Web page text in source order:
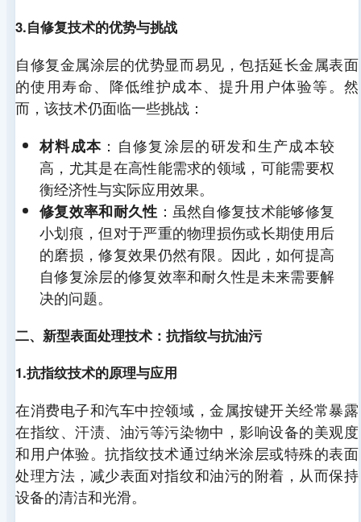
3.自修复技术的优势与挑战
自修复金属涂层的优势显而易见，包括延长金属表面
的使用寿命、降低维护成本、提升用户体验等。然
而，该技术仍面临一些挑战：
材料成本 ：自修复涂层的研发和生产成本较
高，尤其是在高性能需求的领域，可能需要权
衡经济性与实际应用效果。
修复效率和耐久性 ：虽然自修复技术能够修复
小划痕，但对于严重的物理损伤或长期使用后
的磨损，修复效果仍然有限。因此，如何提高
自修复涂层的修复效率和耐久性是未来需要解
决的问题。
二、新型表面处理技术：抗指纹与抗油污
1.抗指纹技术的原理与应用
在消费电子和汽车中控领域，金属按键开关经常暴露
在指纹、汗渍、油污等污染物中，影响设备的美观度
和用户体验。抗指纹技术通过纳米涂层或特殊的表面
处理方法，减少表面对指纹和油污的附着，从而保持
设备的清洁和光滑。